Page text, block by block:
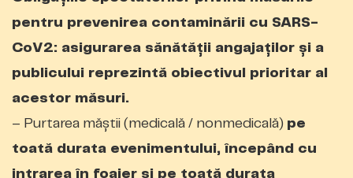
pentru prevenirea contaminării cu SARS-
CoV2: asigurarea sănătăţii angajaţilor şi a
publicului reprezintă obiectivul prioritar al
acestor măsuri.
– Purtarea măștii (medicală / nonmedicală) pe
toată durata evenimentului, începând cu
intrarea în foaier și pe toată durata